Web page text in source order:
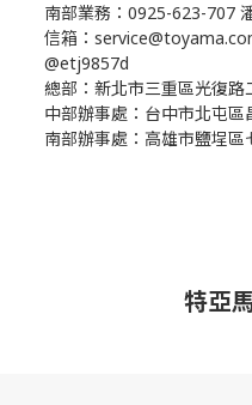
南部業務：0925-623-707
信箱：
@etj9857d
總部：新北市三重區光復
中部辦事處：台中市北屯區
南部辦事處：高雄市鹽埕
特亞